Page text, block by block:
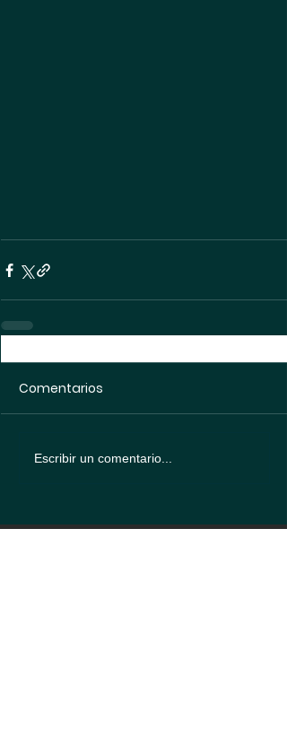
Comentarios
Escribir un comentario...